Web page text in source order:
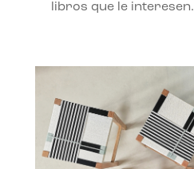
libros que le interesen.